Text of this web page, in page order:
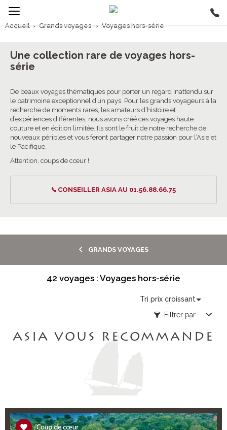
Accueil › Grands voyages › Voyages hors-série
Grands voyages, Voyages hors-série
Une collection rare de voyages hors-
série
De beaux voyages thématiques pour porter un regard inattendu sur
le patrimoine exceptionnel d’un pays. Pour les grands voyageurs à la
recherche de moments rares, les amateurs d’histoire et
d’expériences différentes, nous avons créé ces voyages haute
couture et en édition limitée. Ils sont le fruit de notre recherche de
nouveaux périples et vous feront partager notre passion pour l’Asie et
le Pacifique.
Attention, coups de cœur !
CONSEILLER ASIA AU 01.56.88.66.75
GRANDS VOYAGES
42 voyages : Voyages hors-série
Tri prix croissant
Filtrer par
ASIA VOUS RECOMMANDE